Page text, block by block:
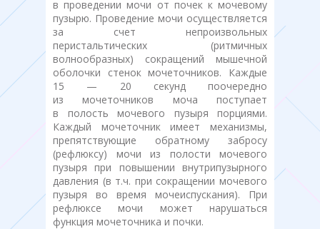
в проведении мочи от почек к мочевому
пузырю. Проведение мочи осуществляется
за счет непроизвольных
перистальтических (ритмичных
волнообразных) сокращений мышечной
оболочки стенок мочеточников. Каждые
15 — 20 секунд поочередно
из мочеточников моча поступает
в полость мочевого пузыря порциями.
Каждый мочеточник имеет механизмы,
препятствующие обратному забросу
(рефлюксу) мочи из полости мочевого
пузыря при повышении внутрипузырного
давления (в т.ч. при сокращении мочевого
пузыря во время мочеиспускания). При
рефлюксе мочи может нарушаться
функция мочеточника и почки.